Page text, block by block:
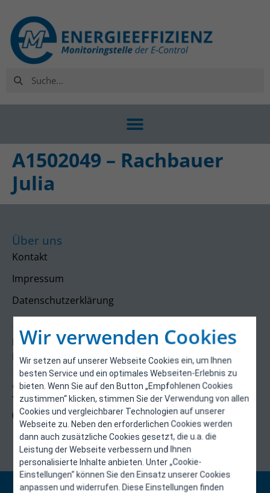
Wir verwenden Cookies
Wir setzen auf unserer Webseite Cookies ein, um Ihnen
besten Service und ein optimales Webseiten-Erlebnis zu
bieten. Wenn Sie auf den Button „Empfohlenen Cookies
zustimmen“ klicken, stimmen Sie der Verwendung von allen
Cookies und vergleichbarer Technologien auf unserer
Webseite zu. Neben den erforderlichen Cookies werden
dann auch zusätzliche Cookies gesetzt, die u.a. die
Leistung der Webseite verbessern und Ihnen
personalisierte Inhalte anbieten. Unter „Cookie-
Einstellungen“ können Sie den Einsatz unserer Cookies
anpassen und widerrufen. Diese Einstellungen finden
A1502049 – Rachbauer
Julia
Über uns
Kontakt
Impressum
Datenschutzerklärung
Kontakt
E-Control
Rudolfsplatz 13a
1010 Wien
energieeffizienz@e-control.at
Tel +43 1 5324724
(Mo, Mi-Fr 09:30-12:30 Uhr)
Copyright 2026 © E-Control